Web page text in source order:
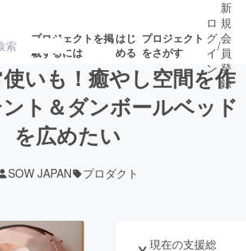
プロジェクトを掲
載するには
はじ
める
プロジェクト
をさがす
注目の新着プロ
ジェクト
募集終了が近いプ
ロ
グ
イ
ン
/
新
規
会
員
登
録
いも！癒やし空間を作
ト＆ダンボールベッド
を広めたい
SOW JAPAN プロダクト
現在の支援総